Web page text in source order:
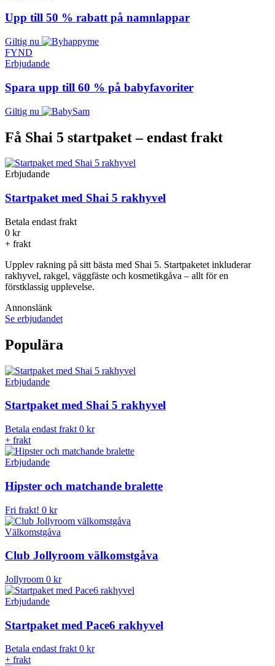
Upp till 50 % rabatt på namnlappar
Giltig nu
FYND
Erbjudande
Spara upp till 60 % på babyfavoriter
Giltig nu
Få Shai 5 startpaket – endast frakt
Erbjudande
Startpaket med Shai 5 rakhyvel
Betala endast frakt
0 kr
+ frakt
Upplev rakning på sitt bästa med Shai 5. Startpaketet inkluderar
rakhyvel, rakgel, väggfäste och kosmetikgåva – allt för en
förstklassig upplevelse.
Annonslänk
Se erbjudandet
Populära
Erbjudande
Startpaket med Shai 5 rakhyvel
Betala endast frakt 0 kr
+ frakt
Erbjudande
Hipster och matchande bralette
Fri frakt! 0 kr
Välkomstgåva
Club Jollyroom välkomstgåva
Jollyroom 0 kr
Erbjudande
Startpaket med Pace6 rakhyvel
Betala endast frakt 0 kr
+ frakt